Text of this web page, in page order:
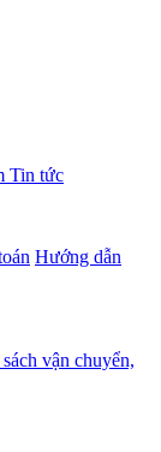
Tin tức
Hướng dẫn
vận chuyển,